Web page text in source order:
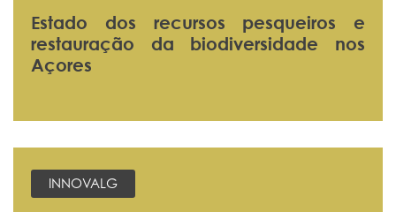
Estado dos recursos pesqueiros e
restauração da biodiversidade nos
Açores
INNOVALG